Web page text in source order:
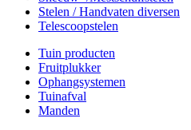
Stelen / Handvaten diversen
Telescoopstelen
Tuin producten
Fruitplukker
Ophangsystemen
Tuinafval
Manden